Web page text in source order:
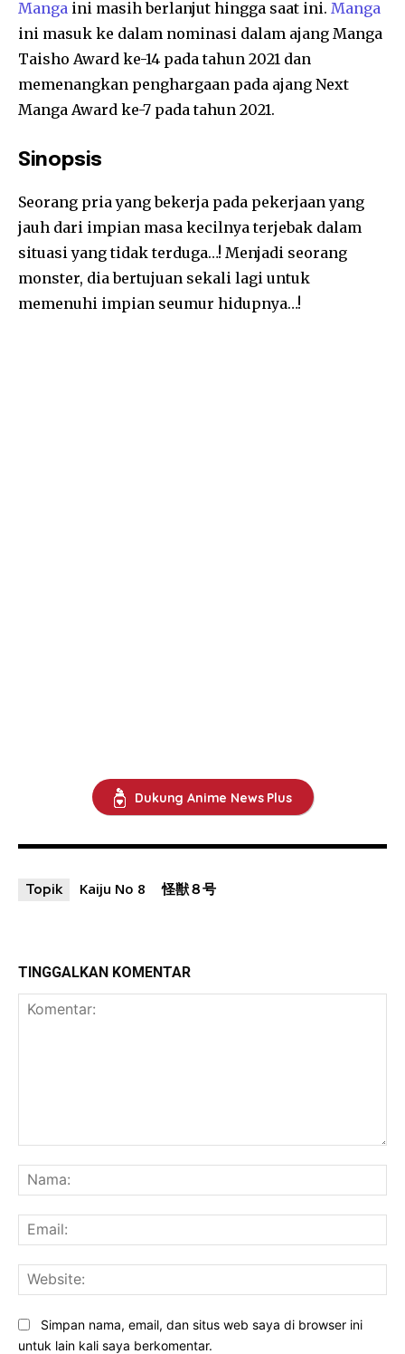
Manga ini masih berlanjut hingga saat ini. Manga
ini masuk ke dalam nominasi dalam ajang Manga
Taisho Award ke-14 pada tahun 2021 dan
memenangkan penghargaan pada ajang Next
Manga Award ke-7 pada tahun 2021.
Sinopsis
Seorang pria yang bekerja pada pekerjaan yang
jauh dari impian masa kecilnya terjebak dalam
situasi yang tidak terduga…! Menjadi seorang
monster, dia bertujuan sekali lagi untuk
memenuhi impian seumur hidupnya…!
Dukung Anime News Plus
Topik Kaiju No 8 怪獣８号
TINGGALKAN KOMENTAR
Simpan nama, email, dan situs web saya di browser ini
untuk lain kali saya berkomentar.